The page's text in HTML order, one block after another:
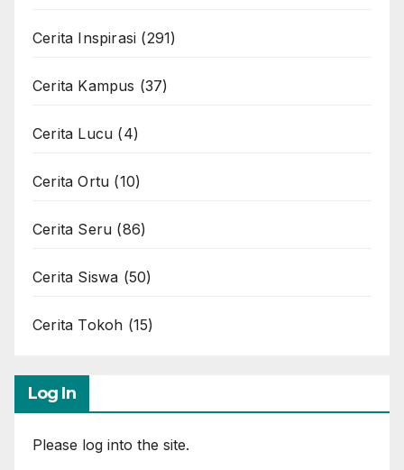
Cerita Inspirasi (291)
Cerita Kampus (37)
Cerita Lucu (4)
Cerita Ortu (10)
Cerita Seru (86)
Cerita Siswa (50)
Cerita Tokoh (15)
Log In
Please log into the site.